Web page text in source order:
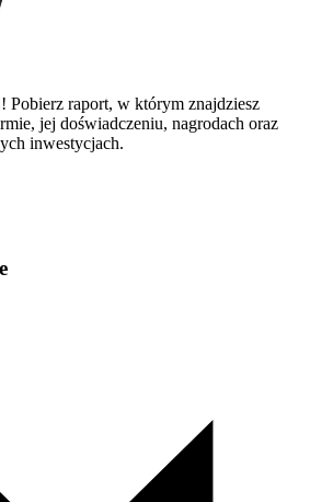
Pobierz raport, w którym znajdziesz
jej doświadczeniu, nagrodach oraz
inwestycjach.